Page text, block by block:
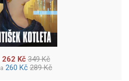
262 Kč 349 Kč
260 Kč 289 Kč